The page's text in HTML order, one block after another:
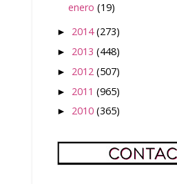
enero(19)
► 2014(273)
► 2013 (448)
► 2012 (507)
► 2011 (965)
► 2010 (365)